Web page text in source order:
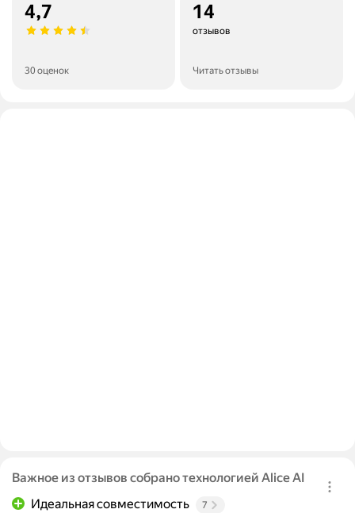
4,7
30 оценок
14
отзывов
Читать отзывы
Важное из отзывов собрано технологией Alice AI
Идеальная совместимость
7